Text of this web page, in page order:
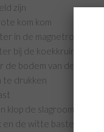
zijn
kom kom
in de magnetron of in
bij de koekkruimels en
bodem van de
te drukken
de slagroom lobbig
de witte